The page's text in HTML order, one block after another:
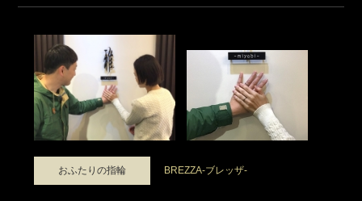
おふたりの指輪 BREZZA-ブレッザ-